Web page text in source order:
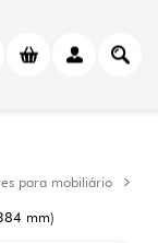
para mobiliário
mm)